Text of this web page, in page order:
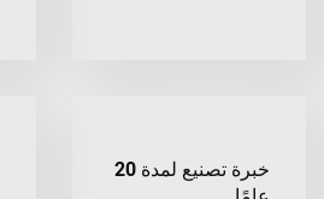
خبرة تصنيع لمدة 20